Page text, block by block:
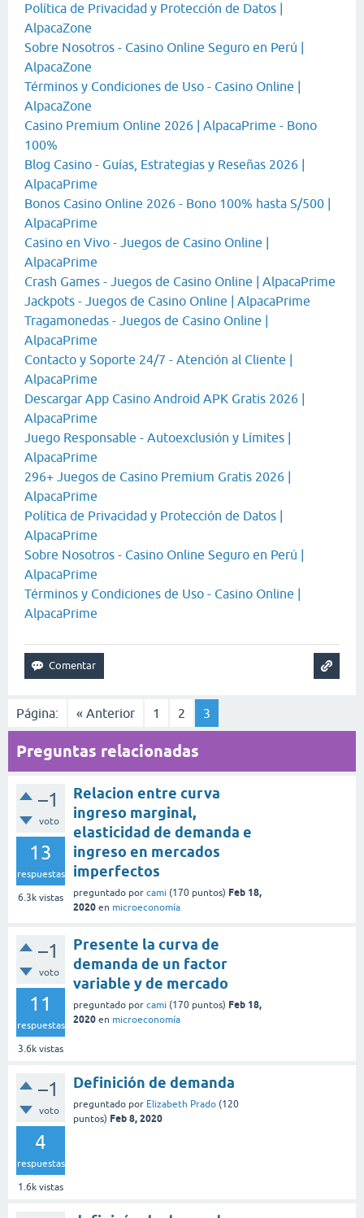
Política de Privacidad y Protección de Datos |
AlpacaZone
Sobre Nosotros - Casino Online Seguro en Perú |
AlpacaZone
Términos y Condiciones de Uso - Casino Online |
AlpacaZone
Casino Premium Online 2026 | AlpacaPrime - Bono
100%
Blog Casino - Guías, Estrategias y Reseñas 2026 |
AlpacaPrime
Bonos Casino Online 2026 - Bono 100% hasta S/500 |
AlpacaPrime
Casino en Vivo - Juegos de Casino Online |
AlpacaPrime
Crash Games - Juegos de Casino Online | AlpacaPrime
Jackpots - Juegos de Casino Online | AlpacaPrime
Tragamonedas - Juegos de Casino Online |
AlpacaPrime
Contacto y Soporte 24/7 - Atención al Cliente |
AlpacaPrime
Descargar App Casino Android APK Gratis 2026 |
AlpacaPrime
Juego Responsable - Autoexclusión y Límites |
AlpacaPrime
296+ Juegos de Casino Premium Gratis 2026 |
AlpacaPrime
Política de Privacidad y Protección de Datos |
AlpacaPrime
Sobre Nosotros - Casino Online Seguro en Perú |
AlpacaPrime
Términos y Condiciones de Uso - Casino Online |
AlpacaPrime
Página: « Anterior 1 2 3
Preguntas relacionadas
–1
voto
13
respuestas
6.3k vistas
Relacion entre curva
ingreso marginal,
elasticidad de demanda e
ingreso en mercados
imperfectos
preguntado por cami (170 puntos) Feb 18,
2020 en microeconomía
–1
voto
11
respuestas
3.6k vistas
Presente la curva de
demanda de un factor
variable y de mercado
preguntado por cami (170 puntos) Feb 18,
2020 en microeconomía
–1
voto
4
respuestas
1.6k vistas
Definición de demanda
preguntado por Elizabeth Prado (120
puntos) Feb 8, 2020